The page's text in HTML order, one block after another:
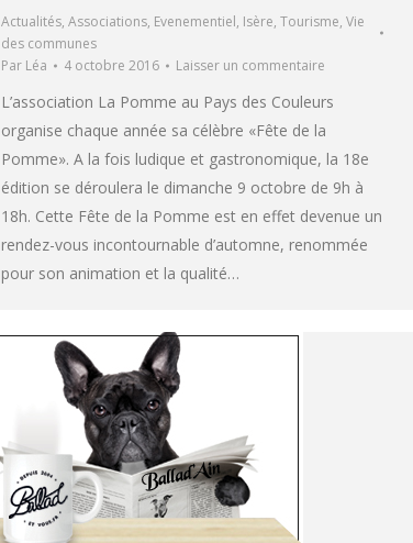
Actualités, Associations, Evenementiel, Isère, Tourisme, Vie
des communes
Par Léa 4 octobre 2016 Laisser un commentaire
L’association La Pomme au Pays des Couleurs
organise chaque année sa célèbre «Fête de la
Pomme». A la fois ludique et gastronomique, la 18e
édition se déroulera le dimanche 9 octobre de 9h à
18h. Cette Fête de la Pomme est en effet devenue un
rendez-vous incontournable d’automne, renommée
pour son animation et la qualité…